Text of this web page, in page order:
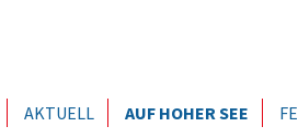
AKTUELL AUF HOHER SEE